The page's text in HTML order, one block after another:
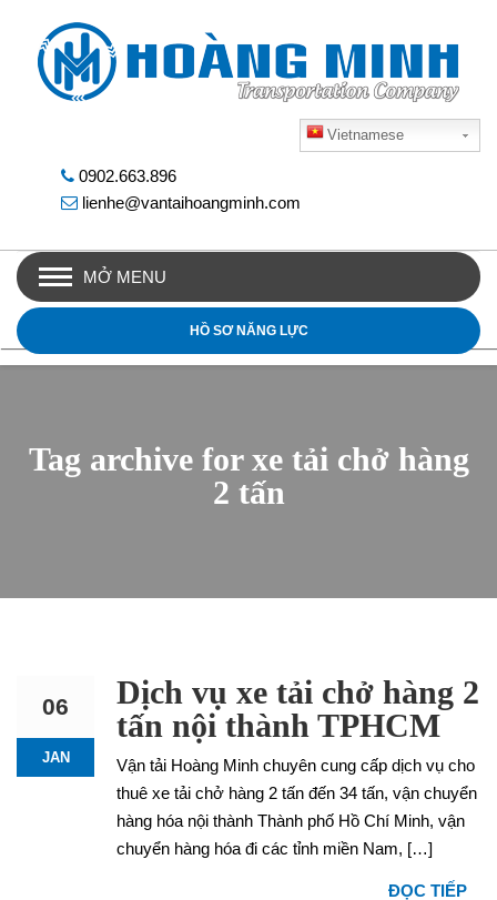
Vietnamese
0902.663.896
lienhe@vantaihoangminh.com
MỞ MENU
HỒ SƠ NĂNG LỰC
Tag archive for xe tải chở hàng
2 tấn
06
JAN
Dịch vụ xe tải chở hàng 2
tấn nội thành TPHCM
Vận tải Hoàng Minh chuyên cung cấp dịch vụ cho
thuê xe tải chở hàng 2 tấn đến 34 tấn, vận chuyển
hàng hóa nội thành Thành phố Hồ Chí Minh, vận
chuyển hàng hóa đi các tỉnh miền Nam, […]
ĐỌC TIẾP